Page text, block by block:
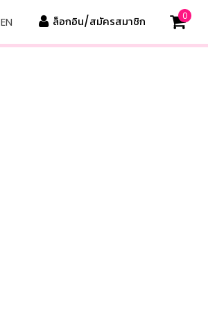
EN ล็อกอิน/สมัครสมาชิก 0